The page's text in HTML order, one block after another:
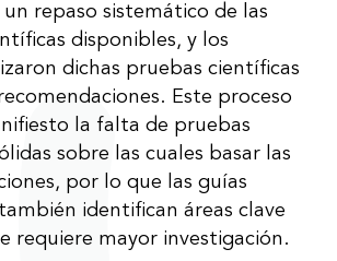
un repaso sistemático de las
disponibles, y los
dichas pruebas científicas
Este proceso
la falta de pruebas
sobre las cuales basar las
por lo que las guías
identifican áreas clave
requiere mayor investigación.